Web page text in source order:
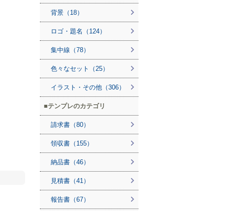
背景（18）
ロゴ・題名（124）
集中線（78）
色々なセット（25）
イラスト・その他（306）
テンプレのカテゴリ
請求書（80）
領収書（155）
納品書（46）
見積書（41）
報告書（67）